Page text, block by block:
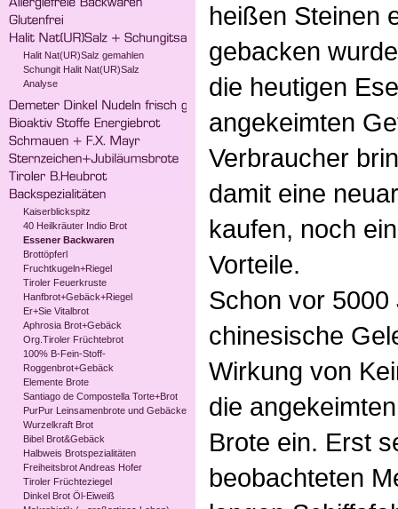
Halit Nat(UR)Salz gemahlen
Schungit Halit Nat(UR)Salz
Analyse
Kaiserblickspitz
40 Heilkräuter Indio Brot
Essener Backwaren
Brottöpferl
Fruchtkugeln+Riegel
Tiroler Feuerkruste
Hanfbrot+Gebäck+Riegel
Er+Sie Vitalbrot
Aphrosia Brot+Gebäck
Org.Tiroler Früchtebrot
100% B-Fein-Stoff-
Roggenbrot+Gebäck
Elemente Brote
Santiago de Compostella Torte+Brot
PurPur Leinsamenbrote und Gebäcke
Wurzelkraft Brot
Bibel Brot&Gebäck
Halbweis Brotspezialitäten
Freiheitsbrot Andreas Hofer
Tiroler Früchteziegel
Dinkel Brot Öl-Eiweiß
heißen Steinen
gebacken
die heutigen
angekeimten
Verbraucher
damit eine
kaufen, noch
Vorteile.
Schon vor
chinesische
Wirkung von
die
Brote ein. Erst
beobachteten